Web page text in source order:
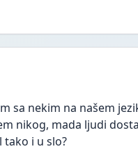
sa nekim na našem
nikog, mada ljudi
tako i u slo?